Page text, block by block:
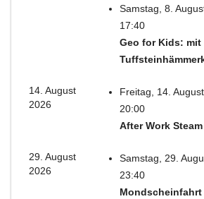
Samstag, 8.
17:40
Geo for Kids: mit
14. August
2026
Freitag, 14.
20:00
After Work
29. August
2026
Samstag, 29.
23:40
Mondscheinfahrt